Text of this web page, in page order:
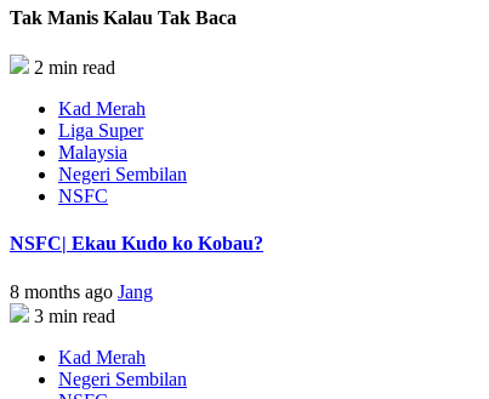
Tak Manis Kalau Tak Baca
2 min read
Kad Merah
Liga Super
Malaysia
Negeri Sembilan
NSFC
NSFC| Ekau Kudo ko Kobau?
8 months ago Jang
3 min read
Kad Merah
Negeri Sembilan